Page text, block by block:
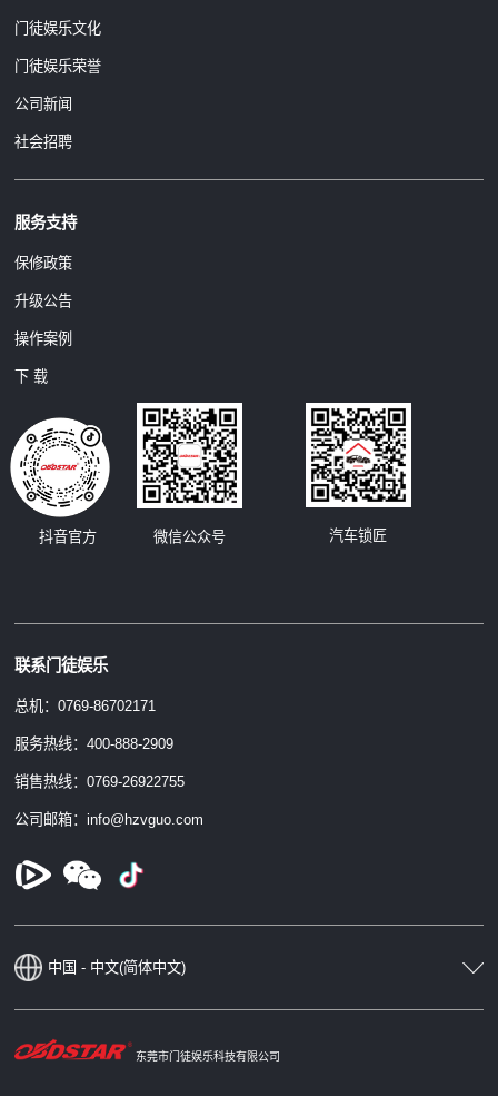
门徒娱乐文化
门徒娱乐荣誉
公司新闻
社会招聘
服务支持
保修政策
升级公告
操作案例
下 载
微信公众号
抖音官方 汽车锁匠
联系门徒娱乐
总机：0769-86702171
服务热线：400-888-2909
销售热线：0769-26922755
公司邮箱：info@hzvguo.com
中国 - 中文(简体中文)
东莞市门徒娱乐科技有限公司